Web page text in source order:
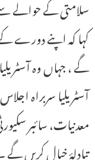
سلامتی کے حوالے
کہا کہ اپنے دورے
گے ، جہاں وہ
آسٹریلیا سربراہ
معدنیات، سائبر
تبادلۂ خیال کریں